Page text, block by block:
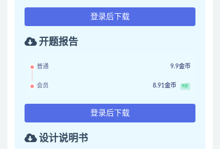
登录后下载
开题报告
普通 9.9金币
会员 8.91金币 9折
登录后下载
设计说明书